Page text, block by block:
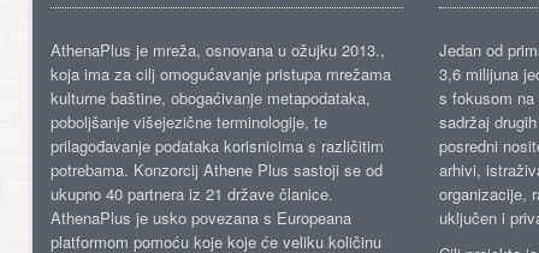
AthenaPlus je mreža, osnovana u ožujku 2013.,
koja ima za cilj omogućavanje pristupa mrežama
kulturne baštine, obogaćivanje metapodataka,
poboljšanje višejezične terminologije, te
prilagođavanje podataka korisnicima s različitim
potrebama. Konzorcij Athene Plus sastoji se od
ukupno 40 partnera iz 21 države članice.
AthenaPlus je usko povezana s Europeana
platformom pomoću koje koje će veliku količinu
Jedan od
3,6 milijuna
s fokusom
sadržaj
posredni
arhivi,
organizacije,
uključen i